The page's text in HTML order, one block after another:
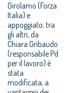
Girolamo (Forza
Italia) e
appoggiato, tra
gli altri, da
Chiara Gribaudo
(responsabile Pd
per il lavoro) è
stata
modificata, a